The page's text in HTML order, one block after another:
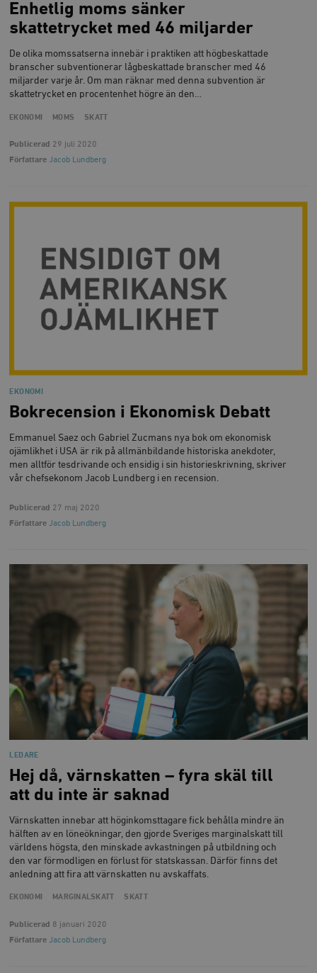
Enhetlig moms sänker
skattetrycket med 46 miljarder
De olika momssatserna innebär i praktiken att högbeskattade
branscher subventionerar lågbeskattade branscher med 46
miljarder varje år. Om man räknar med denna subvention är
skattetrycket en procentenhet högre än den…
EKONOMI MOMS SKATT
Publicerad 29 juli 2020
Författare Jacob Lundberg
EKONOMI
Bokrecension i Ekonomisk Debatt
Emmanuel Saez och Gabriel Zucmans nya bok om ekonomisk
ojämlikhet i USA är rik på allmänbildande historiska anekdoter,
men alltför tesdrivande och ensidig i sin historieskrivning, skriver
vår chefsekonom Jacob Lundberg i en recension.
Publicerad 27 maj 2020
Författare Jacob Lundberg
LEDARE
Hej då, värnskatten – fyra skäl till
att du inte är saknad
Värnskatten innebar att höginkomsttagare fick behålla mindre än
hälften av en löneökningar, den gjorde Sveriges marginalskatt till
världens högsta, den minskade avkastningen på utbildning och
den var förmodligen en förlust för statskassan. Därför finns det
anledning att fira att värnskatten nu avskaffats.
EKONOMI MARGINALSKATT SKATT
Publicerad 8 januari 2020
Författare Jacob Lundberg